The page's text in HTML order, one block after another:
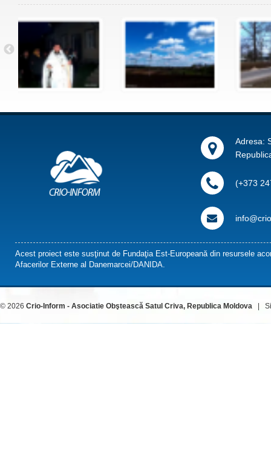
Adresa:
(+373
Acest proiect este susţinut de Fundaţia Est-Europeană din resursele
Afacerilor Externe al Danemarcei/DANIDA.
© 2026 Crio-Inform - Asociatie Obştească Satul Criva, Republica Moldova |